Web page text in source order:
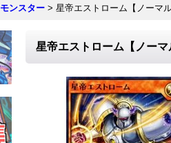
モンスター > 星帝エストローム【ノーマ
星帝エストローム【ノー